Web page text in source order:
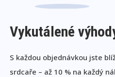
Vykutálené
S každou objednávkou jste
srdcaře – až 10 % na každý